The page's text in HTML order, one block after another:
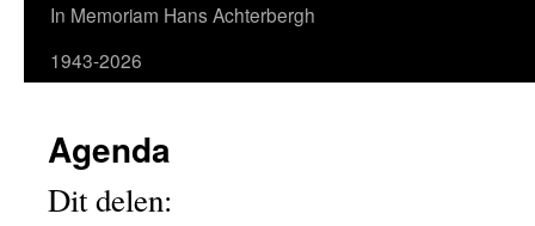
In Memoriam Hans Achterbergh
1943-2026
Agenda
Dit delen: